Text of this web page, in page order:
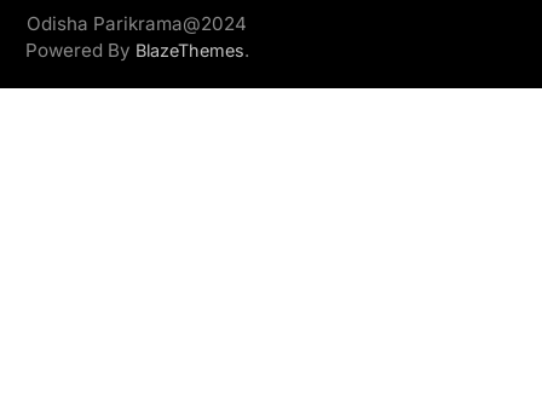
Odisha Parikrama@2024
Powered By BlazeThemes.